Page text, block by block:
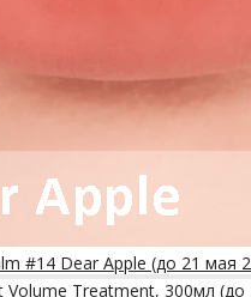
#14 Dear Apple (до 21 мая